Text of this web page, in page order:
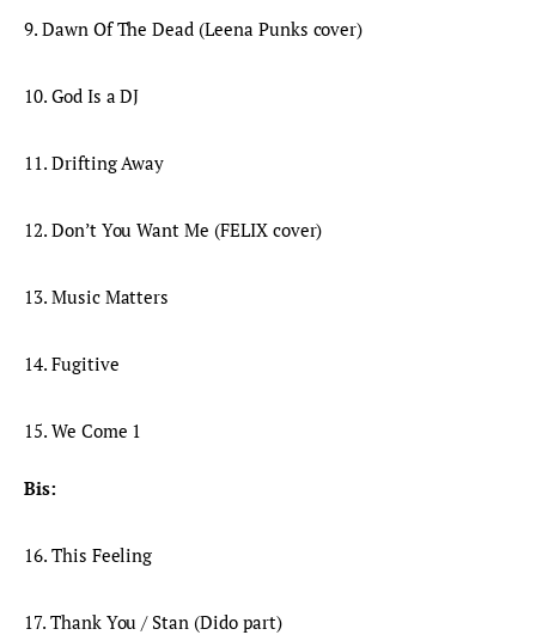
9. Dawn Of The Dead (Leena Punks cover)
10. God Is a DJ
11. Drifting Away
12. Don’t You Want Me (FELIX cover)
13. Music Matters
14. Fugitive
15. We Come 1
Bis:
16. This Feeling
17. Thank You / Stan (Dido part)